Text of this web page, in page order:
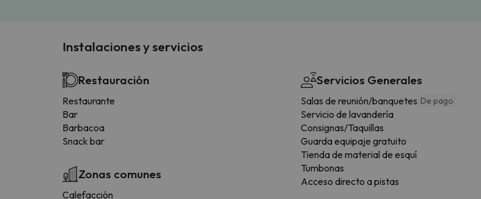
Instalaciones y servicios
Restauración
Restaurante
Bar
Barbacoa
Snack bar
Zonas comunes
Calefacción
Servicios Generales
Salas de reunión/banquetes De pago
Servicio de lavandería
Consignas/Taquillas
Guarda equipaje gratuito
Tienda de material de esquí
Tumbonas
Acceso directo a pistas